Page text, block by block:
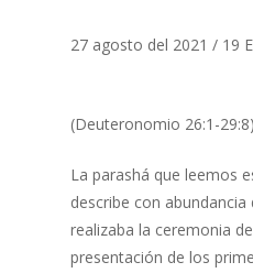
27 agosto del 2021 / 19
(Deuteronomio 26:1-29:8)
La parashá que leemos
describe con
realizaba la ceremonia
presentación de los